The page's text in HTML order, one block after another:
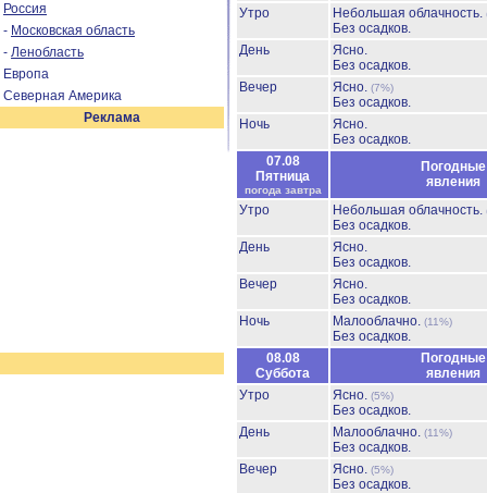
Россия
- Московская область
- Ленобласть
Европа
Северная Америка
Реклама
Утро
Небольшая облачность.
Без осадков.
День
Ясно.
Без осадков.
Вечер
Ясно. (7%)
Без осадков.
Ночь
Ясно.
Без осадков.
07.08
Пятница
погода завтра
Погодные
явления
Утро
Небольшая облачность.
Без осадков.
День
Ясно.
Без осадков.
Вечер
Ясно.
Без осадков.
Ночь
Малооблачно. (11%)
Без осадков.
08.08
Суббота
Погодные
явления
Утро
Ясно. (5%)
Без осадков.
День
Малооблачно. (11%)
Без осадков.
Вечер
Ясно. (5%)
Без осадков.